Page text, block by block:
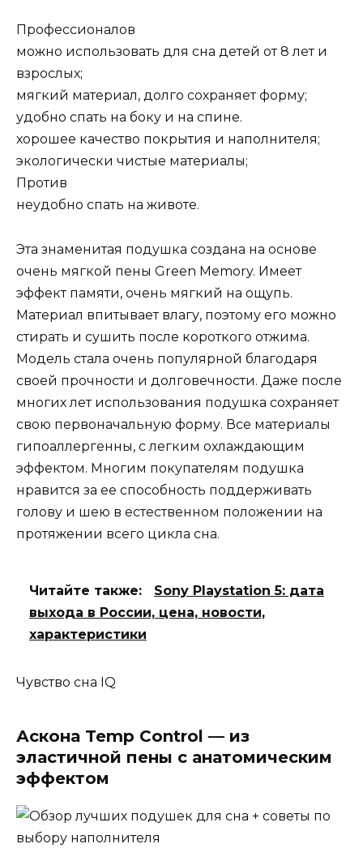
Профессионалов
можно использовать для сна детей от 8 лет и
взрослых;
мягкий материал, долго сохраняет форму;
удобно спать на боку и на спине.
хорошее качество покрытия и наполнителя;
экологически чистые материалы;
Против
неудобно спать на животе.
Эта знаменитая подушка создана на основе
очень мягкой пены Green Memory. Имеет
эффект памяти, очень мягкий на ощупь.
Материал впитывает влагу, поэтому его можно
стирать и сушить после короткого отжима.
Модель стала очень популярной благодаря
своей прочности и долговечности. Даже после
многих лет использования подушка сохраняет
свою первоначальную форму. Все материалы
гипоаллергенны, с легким охлаждающим
эффектом. Многим покупателям подушка
нравится за ее способность поддерживать
голову и шею в естественном положении на
протяжении всего цикла сна.
Читайте также:
Sony Playstation 5: дата
выхода в России, цена, новости,
характеристики
Чувство сна IQ
Аскона Temp Control — из
эластичной пены с анатомическим
эффектом